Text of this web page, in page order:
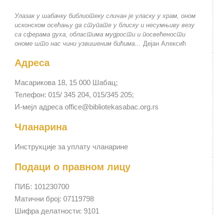
Улазак у шабачку библиотеку сличан је уласку у храм, оном
исконском осећању да ступате у блиску и несумњиву везу
са сферама духа, областима мудрости и посвећености
ономе што нас чини узвишеним бићима… Дејан Алексић
Адреса
Масарикова 18, 15 000 Шабац;
Телефон: 015/ 345 204, 015/345 205;
И-мејл адреса office@bibliotekasabac.org.rs
Чланарина
Инструкције за уплату чланарине
Подаци о правном лицу
ПИБ: 101230700
Матични број: 07119798
Шифра делатности: 9101